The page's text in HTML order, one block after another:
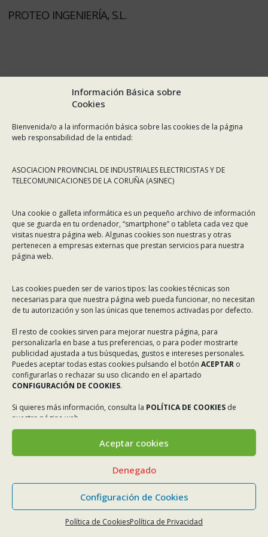
Información Básica sobre
Cookies
Bienvenida/o a la información básica sobre las cookies de la página
web responsabilidad de la entidad:
ASOCIACION PROVINCIAL DE INDUSTRIALES ELECTRICISTAS Y DE
TELECOMUNICACIONES DE LA CORUÑA (ASINEC)
Una cookie o galleta informática es un pequeño archivo de información
que se guarda en tu ordenador, “smartphone” o tableta cada vez que
visitas nuestra página web. Algunas cookies son nuestras y otras
pertenecen a empresas externas que prestan servicios para nuestra
página web.
Las cookies pueden ser de varios tipos: las cookies técnicas son
necesarias para que nuestra página web pueda funcionar, no necesitan
de tu autorización y son las únicas que tenemos activadas por defecto.
El resto de cookies sirven para mejorar nuestra página, para
personalizarla en base a tus preferencias, o para poder mostrarte
publicidad ajustada a tus búsquedas, gustos e intereses personales.
Puedes aceptar todas estas cookies pulsando el botón ACEPTAR o
configurarlas o rechazar su uso clicando en el apartado
CONFIGURACIÓN DE COOKIES.
Si quieres más información, consulta la POLÍTICA DE COOKIES de
nuestra página web.
Aceptar cookies
Denegado
Configuración de Cookies
Política de CookiesPolítica de Privacidad
PROTEO INGENIERÍA, S.L.